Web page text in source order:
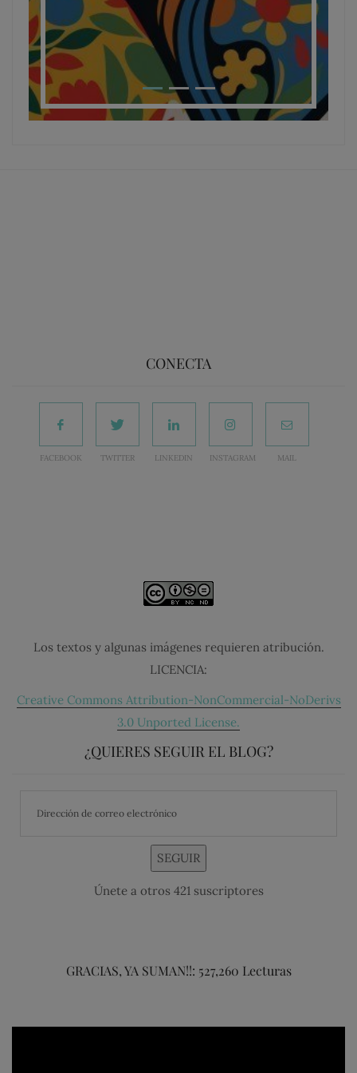
CONECTA
FACEBOOK TWITTER LINKEDIN INSTAGRAM MAIL
Los textos y algunas imágenes requieren atribución.
LICENCIA:
Creative Commons Attribution-NonCommercial-NoDerivs
3.0 Unported License.
¿QUIERES SEGUIR EL BLOG?
SEGUIR
Únete a otros 421 suscriptores
GRACIAS, YA SUMAN!!: 527,260 Lecturas